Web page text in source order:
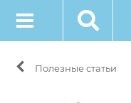
Полезные статьи